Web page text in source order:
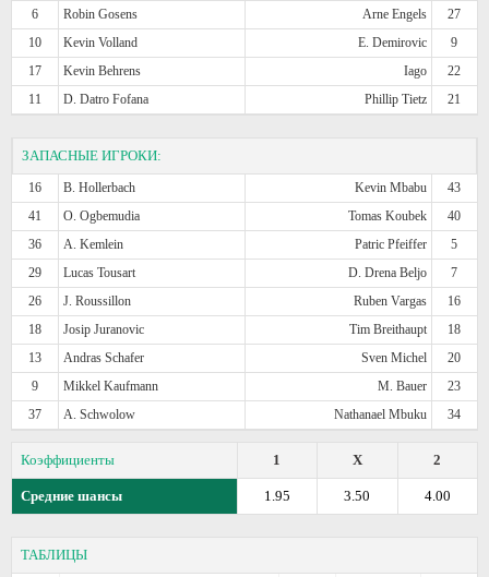
6
Robin Gosens Arne Engels
27
10
Kevin Volland E. Demirovic
9
17
Kevin Behrens Iago
22
11
D. Datro Fofana Phillip Tietz 21
ЗАПАСНЫЕ ИГРОКИ:
16 B. Hollerbach Kevin Mbabu
43
41
O. Ogbemudia Tomas Koubek
40
36
A. Kemlein Patric Pfeiffer
5
29
Lucas Tousart D. Drena Beljo
7
26
J. Roussillon Ruben Vargas
16
18
Josip Juranovic Tim Breithaupt
18
13
Andras Schafer Sven Michel
20
9
Mikkel Kaufmann M. Bauer
23
37
A. Schwolow Nathanael Mbuku 34
Коэффициенты 2
X
1
Средние шансы 4.00
3.50
1.95
ТАБЛИЦЫ